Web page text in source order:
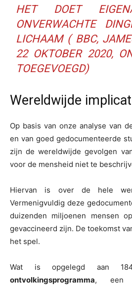
HET DOET
ONVERWACHTE
LICHAAM ( BBC,
22 OKTOBER 2020,
TOEGEVOEGD)
Wereldwijde
Op basis van onze analyse van
en van goed gedocumenteerde
zijn de wereldwijde gevolgen
voor de mensheid niet te
Hiervan is over de hele
Vermenigvuldig deze
duizenden miljoenen mensen
gevaccineerd zijn. De toekomst
het spel.
Wat is opgelegd aan
ontvolkingsprogramma, een